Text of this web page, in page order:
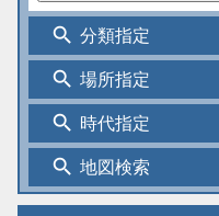
search 分類指定
search 場所指定
search 時代指定
search 地図検索